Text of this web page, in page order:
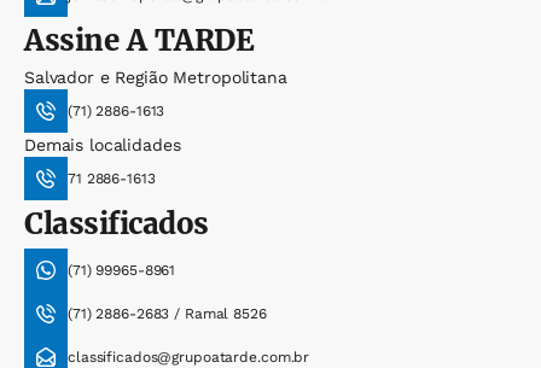
AssineA TARDE
Salvador e Região Metropolitana
(71) 2886-1613
Demais localidades
71 2886-1613
Classificados
(71) 99965-8961
(71) 2886-2683 / Ramal 8526
classificados@grupoatarde.com.br